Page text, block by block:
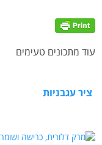
עוד מתכונים טעימים
ציר עגבניות